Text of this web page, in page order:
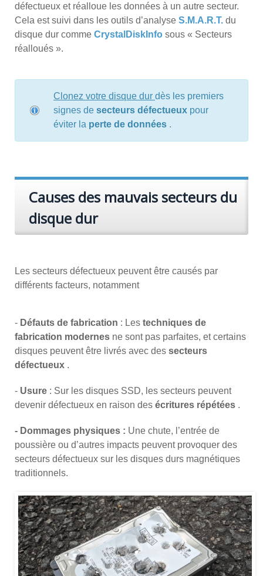
défectueux et réalloue les données à un autre secteur.
Cela est suivi dans les outils d’analyse S.M.A.R.T. du
disque dur comme CrystalDiskInfo sous « Secteurs
réalloués ».
Clonez votre disque dur dès les premiers
signes de secteurs défectueux pour
éviter la perte de données .
Causes des mauvais secteurs du
disque dur
Les secteurs défectueux peuvent être causés par
différents facteurs, notamment
- Défauts de fabrication : Les techniques de
fabrication modernes ne sont pas parfaites, et certains
disques peuvent être livrés avec des secteurs
défectueux .
- Usure : Sur les disques SSD, les secteurs peuvent
devenir défectueux en raison des écritures répétées .
- Dommages physiques : Une chute, l’entrée de
poussière ou d’autres impacts peuvent provoquer des
secteurs défectueux sur les disques durs magnétiques
traditionnels.